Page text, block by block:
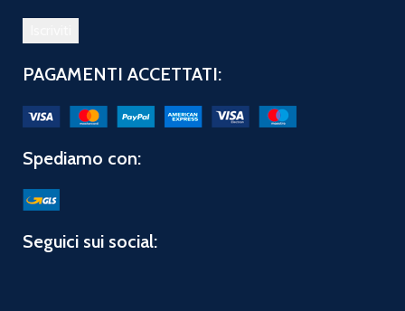
PAGAMENTI ACCETTATI:
Spediamo con:
Seguici sui social: